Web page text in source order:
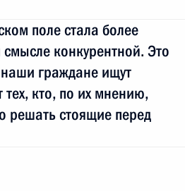
поле стала более
конкурентной. Это
граждане ищут
тех, кто, по их мнению,
решать стоящие перед